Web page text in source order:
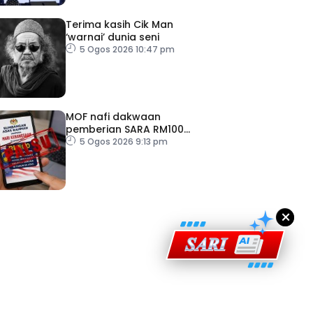
Perkasa SCORE Marathon 2026 Melalui Kerjasama
Larian Antarabangsa
Terima kasih Cik Man
‘warnai’ dunia seni
5 Ogos 2026 10:47 pm
MOF nafi dakwaan
pemberian SARA RM100
sempena Hari Kebangsaan
5 Ogos 2026 9:13 pm
×